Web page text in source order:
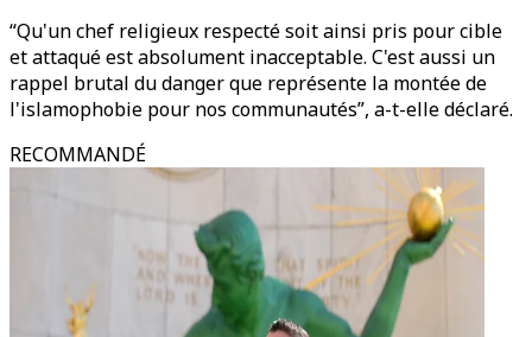
“Qu'un chef religieux respecté soit ainsi pris pour cible
et attaqué est absolument inacceptable. C'est aussi un
rappel brutal du danger que représente la montée de
l'islamophobie pour nos communautés”, a-t-elle déclaré.
RECOMMANDÉ